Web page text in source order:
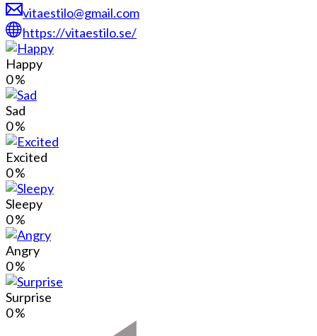
vitaestilo@gmail.com
https://vitaestilo.se/
Happy
0%
Sad
0%
Excited
0%
Sleepy
0%
Angry
0%
Surprise
0%